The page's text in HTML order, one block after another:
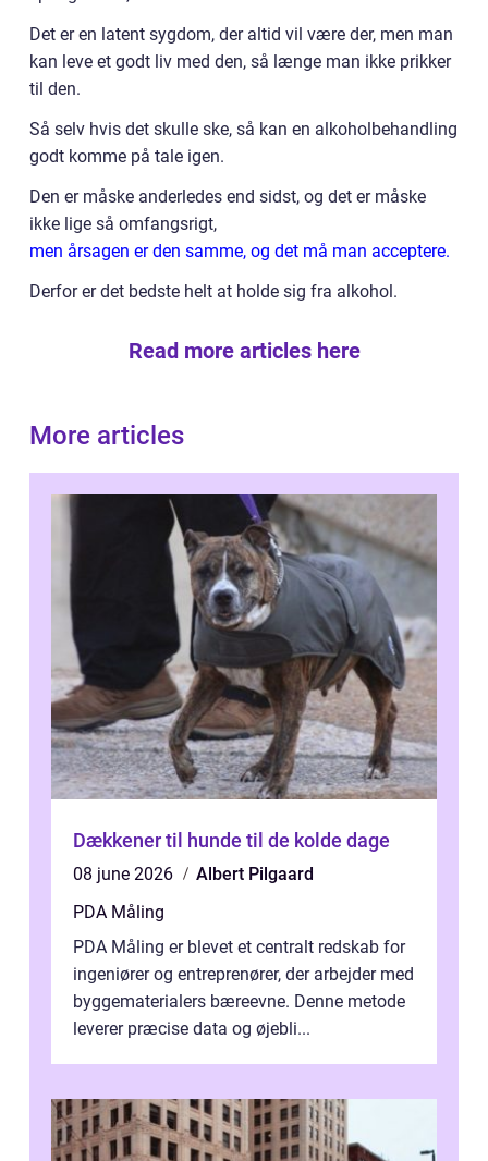
Det er en latent sygdom, der altid vil være der, men man
kan leve et godt liv med den, så længe man ikke prikker
til den.
Så selv hvis det skulle ske, så kan en alkoholbehandling
godt komme på tale igen.
Den er måske anderledes end sidst, og det er måske
ikke lige så omfangsrigt,
men årsagen er den samme, og det må man acceptere.
Derfor er det bedste helt at holde sig fra alkohol.
Read more articles here
More articles
Dækkener til hunde til de kolde dage
08 june 2026
Albert Pilgaard
PDA Måling
PDA Måling er blevet et centralt redskab for
ingeniører og entreprenører, der arbejder med
byggematerialers bæreevne. Denne metode
leverer præcise data og øjebli...